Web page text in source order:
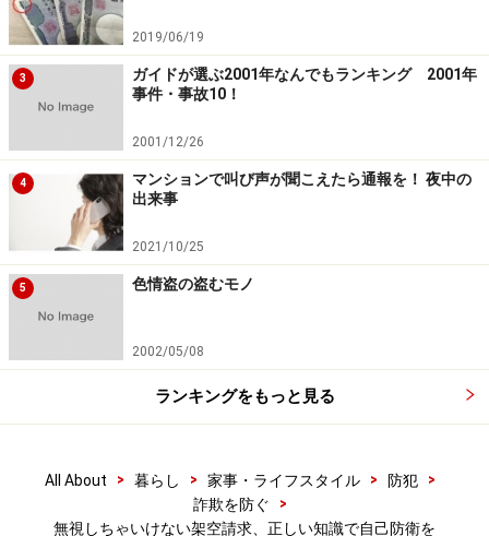
2019/06/19
3
ガイドが選ぶ2001年なんでもランキング 2001年
事件・事故10！
2001/12/26
4
マンションで叫び声が聞こえたら通報を！ 夜中の
出来事
2021/10/25
5 色情盗の盗むモノ
2002/05/08
ランキングをもっと見る
All About > 暮らし > 家事・ライフスタイル > 防犯
>
詐欺を防ぐ
>
無視しちゃいけない架空請求、正しい知識で自己防衛を